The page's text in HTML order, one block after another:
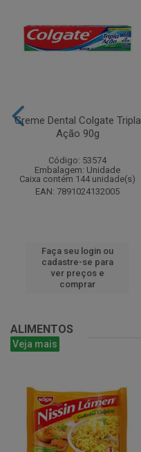
Creme Dental Colgate Tripla
Ação 90g
Código: 53574
Embalagem: Unidade
Caixa contém 144 unidade(s)
EAN: 7891024132005
Faça seu login ou
cadastre-se para
ver preços e
comprar
ALIMENTOS
Veja mais